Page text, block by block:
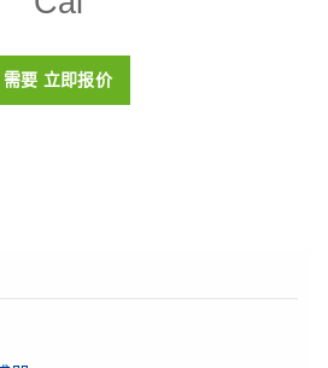
< 0.02
是
塑料盒（包括在内）
需要 立即报价